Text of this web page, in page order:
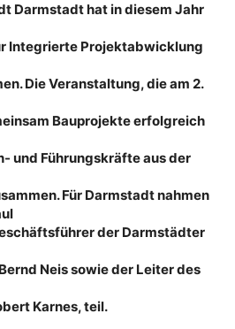
Darmstadt hat in diesem Jahr
Integrierte Projektabwicklung
Die Veranstaltung, die am 2.
Bauprojekte erfolgreich
und Führungskräfte aus der
Für Darmstadt nahmen
der Darmstädter
Bernd Neis sowie der Leiter des
Karnes, teil.